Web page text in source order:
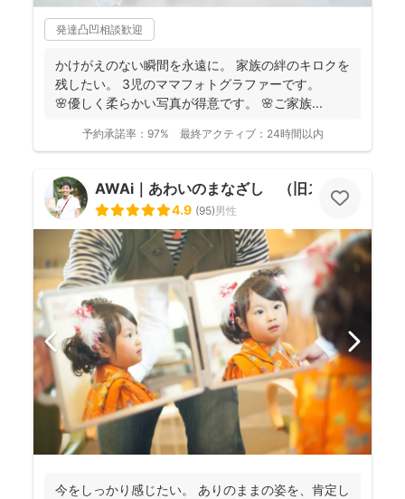
発達凸凹相談歓迎
かけがえのない瞬間を永遠に。 家族の絆のキロクを
残したい。 3児のママフォトグラファーです。
🌸優しく柔らかい写真が得意です。 🌸ご家族...
予約承諾率： 97% 最終アクティブ： 24時間以内
AWAi｜あわいのまなざし （旧スマイルツリ
4.9 (95)男性
今をしっかり感じたい。 ありのままの姿を、肯定し